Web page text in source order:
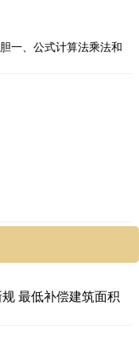
一、公式计算法乘法和
最低补偿建筑面积